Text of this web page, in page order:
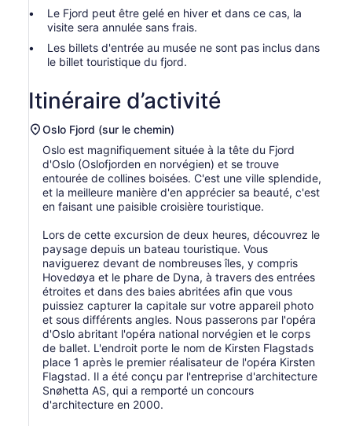
Le Fjord peut être gelé en hiver et dans ce cas, la
visite sera annulée sans frais.
Les billets d'entrée au musée ne sont pas inclus dans
le billet touristique du fjord.
Itinéraire d’activité
Oslo Fjord (sur le chemin)
Oslo est magnifiquement située à la tête du Fjord
d'Oslo (Oslofjorden en norvégien) et se trouve
entourée de collines boisées. C'est une ville splendide,
et la meilleure manière d'en apprécier sa beauté, c'est
en faisant une paisible croisière touristique.
Lors de cette excursion de deux heures, découvrez le
paysage depuis un bateau touristique. Vous
naviguerez devant de nombreuses îles, y compris
Hovedøya et le phare de Dyna, à travers des entrées
étroites et dans des baies abritées afin que vous
puissiez capturer la capitale sur votre appareil photo
et sous différents angles. Nous passerons par l'opéra
d'Oslo abritant l'opéra national norvégien et le corps
de ballet. L'endroit porte le nom de Kirsten Flagstads
place 1 après le premier réalisateur de l'opéra Kirsten
Flagstad. Il a été conçu par l'entreprise d'architecture
Snøhetta AS, qui a remporté un concours
d'architecture en 2000.